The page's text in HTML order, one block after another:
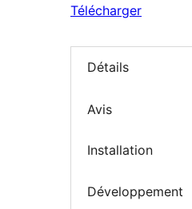
Télécharger
Détails
Avis
Installation
Développement